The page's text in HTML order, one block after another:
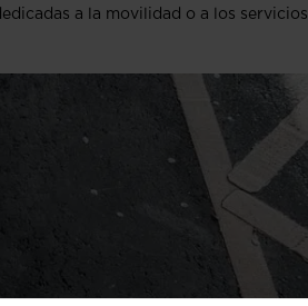
a la movilidad o a los servicios